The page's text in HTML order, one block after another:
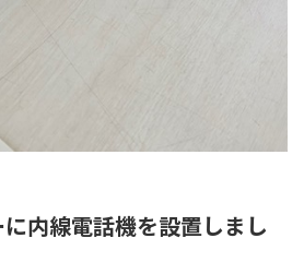
内線電話機を設置しまし